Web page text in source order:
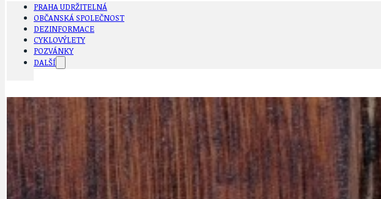
PRAHA UDRŽITELNÁ
OBČANSKÁ SPOLEČNOST
DEZINFORMACE
CYKLOVÝLETY
POZVÁNKY
DALŠÍ
AKTUALITY
BÁSNĚ. FEJETONY. SATIRA
JEDNOU VĚTOU
KLÁNOVICKÁ SPOJKA